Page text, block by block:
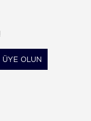
ÜYE OLUN